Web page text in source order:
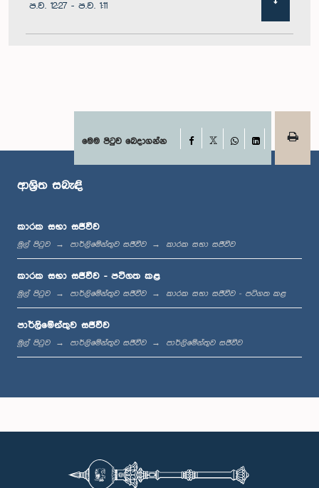
ප.ව. 12:27 - ප.ව. 1:11
ප.ව. 1:22 - ප.ව. 1:29
ප.ව. 1:36 - ප.ව. 1:44
ප.ව. 1:44 - ප.ව. 1:53
ප.ව. 2:05 - ප.ව. 2:15
මෙම පිටුව බෙදාගන්න Facebook
WhatsApp
LinkedIn
ආශ්‍රිත සබැඳි
කාරක සභා සජීවීව
මුල් පිටුව පාර්ලිමේන්තුව සජීවීව කාරක සභා සජීවීව
කාරක සභා සජීවීව - පටිගත කළ
මුල් පිටුව පාර්ලිමේන්තුව සජීවීව කාරක සභා සජීවීව - පටිගත කළ
පාර්ලිමේන්තුව සජීවීව
මුල් පිටුව පාර්ලිමේන්තුව සජීවීව පාර්ලිමේන්තුව සජීවීව